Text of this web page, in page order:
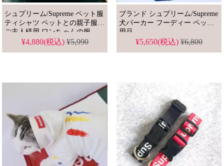
シュプリーム/Supreme ペット服
ティシャツ ペットとの親子服
ご主人様用 ワンちゃんの服
¥4,880(税込)¥5,990
ブランド シュプリーム/Supreme
犬パーカー フーディー ペット
用品
¥5,650(税込)¥6,800